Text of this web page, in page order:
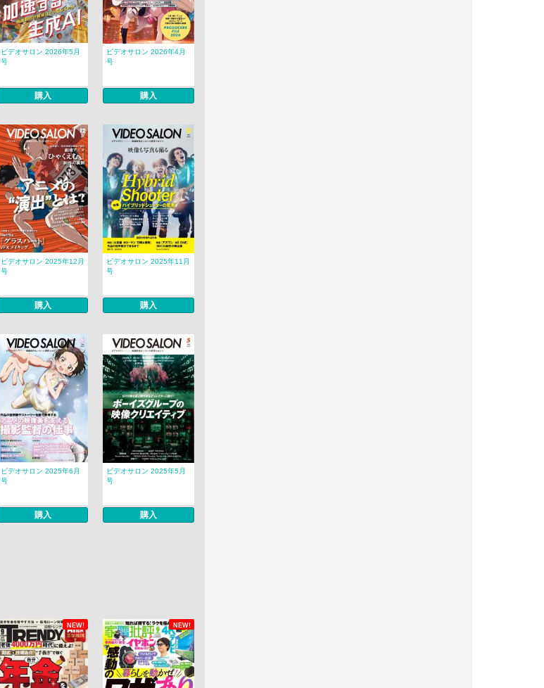
ビデオサロン 2026年5月
号
購入
ビデオサロン 2026年4月
号
購入
ビデオサロン 2025年12月
号
購入
ビデオサロン 2025年11月
号
購入
ビデオサロン 2025年6月
号
購入
ビデオサロン 2025年5月
号
購入
NEW! NEW!